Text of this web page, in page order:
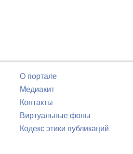
О портале
Медиакит
Контакты
Виртуальные фоны
Кодекс этики публикаций